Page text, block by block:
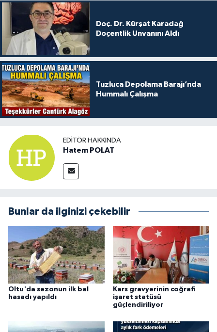
Doç. Dr. Kürşat Karadağ
Doçentlik Unvanını Aldı
Tuzluca Depolama Barajı’nda
Hummalı Çalışma
EDITÖR HAKKINDA
Hatem POLAT
Bunlar da ilginizi çekebilir
Oltu'da sezonun ilk bal
hasadı yapıldı
Kars gravyerinin coğrafi
işaret statüsü
güçlendiriliyor